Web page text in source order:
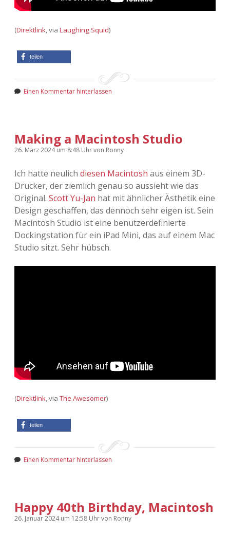
(Direktlink, via Laughing Squid)
teilen
Einen Kommentar hinterlassen
Making a Macintosh Studio
26. März 2024um 8:48 Uhrvon Ronny
Ich hatte neulich diesen Macintosh aus einem 3D-
Drucker, der ziemlich genau so aussieht wie das
Original. Scott Yu-Jan hat mit ähnlicher Ästhetik eine
Design geschaffen, das dennoch sehr eigen ist. Sein
Macintosh Studio ist eine benutzerdefinierte
Dockingstation für ein iPad Mini, das auf einem Mac
Studio sitzt. Sehr hübsch.
(Direktlink, viaThe Awesomer)
teilen
Einen Kommentar hinterlassen
Happy 40th Birthday, Macintosh
26. Januar 2024um 12:58 Uhrvon Ronny